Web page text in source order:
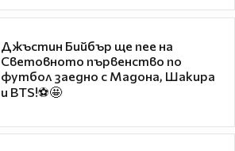
Джъстин Бийбър ще пее на
Световното първенство по
футбол заедно с Мадона, Шакира
и BTS!⚽🤩